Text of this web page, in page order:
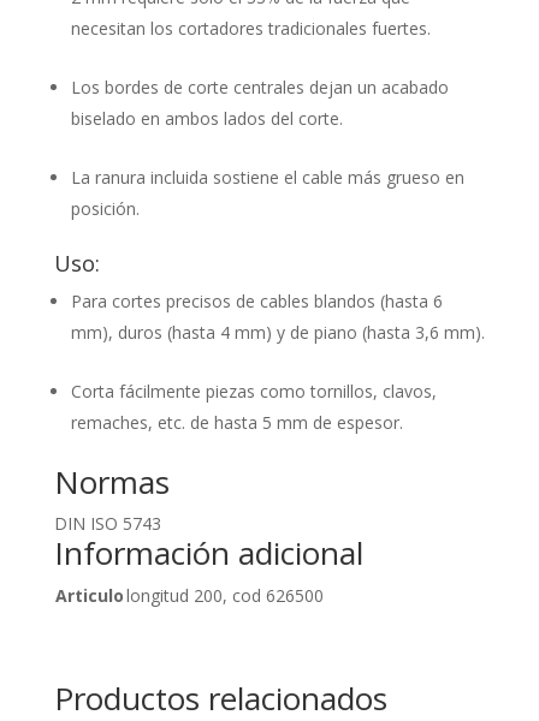
necesitan los cortadores tradicionales fuertes.
Los bordes de corte centrales dejan un acabado
biselado en ambos lados del corte.
La ranura incluida sostiene el cable más grueso en
posición.
Uso:
Para cortes precisos de cables blandos (hasta 6
mm), duros (hasta 4 mm) y de piano (hasta 3,6 mm).
Corta fácilmente piezas como tornillos, clavos,
remaches, etc. de hasta 5 mm de espesor.
Normas
DIN ISO 5743
Información adicional
Articulolongitud 200, cod 626500
Productos relacionados